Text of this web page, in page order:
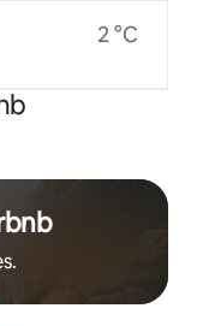
2 °C